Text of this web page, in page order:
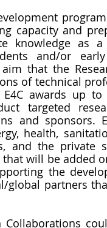
capacity and
knowledge as
and/or
that the
of technical
E4C awards up to
targeted
and sponsors.
health,
and the private
will be added
the
global partners